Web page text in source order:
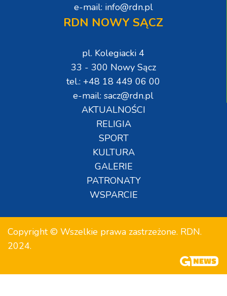
e-mail: info@rdn.pl
RDN NOWY SĄCZ
pl. Kolegiacki 4
33 - 300 Nowy Sącz
tel.: +48 18 449 06 00
e-mail: sacz@rdn.pl
AKTUALNOŚCI
RELIGIA
SPORT
KULTURA
GALERIE
PATRONATY
WSPARCIE
Copyright © Wszelkie prawa zastrzeżone. RDN.
2024.